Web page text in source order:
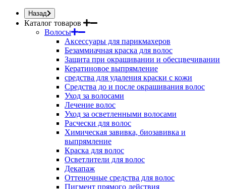
Назад
Каталог товаров
Волосы
Аксессуары для парикмахеров
Безаммиачная краска для волос
Защита при окрашивании и обесцвечивании
Кератиновое выпрямление
средства для удаления краски с кожи
Средства до и после окрашивания волос
Уход за волосами
Лечение волос
Уход за осветленными волосами
Расчески для волос
Химическая завивка, биозавивка и
выпрямление
Краска для волос
Осветлители для волос
Декапаж
Оттеночные средства для волос
Пигмент прямого действия